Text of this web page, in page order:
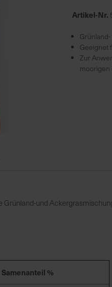
Artikel-Nr.
Geeignet
Zur
moorigen
Grünland-und
Samenanteil %